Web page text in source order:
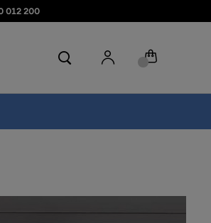
012 200